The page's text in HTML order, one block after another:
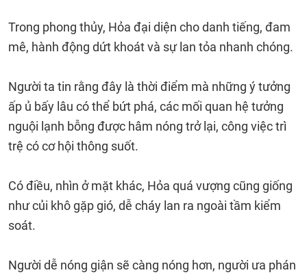
Trong phong thủy, Hỏa đại diện cho danh tiếng, đam
mê, hành động dứt khoát và sự lan tỏa nhanh chóng.
Người ta tin rằng đây là thời điểm mà những ý tưởng
ấp ủ bấy lâu có thể bứt phá, các mối quan hệ tưởng
nguội lạnh bỗng được hâm nóng trở lại, công việc trì
trệ có cơ hội thông suốt.
Có điều, nhìn ở mặt khác, Hỏa quá vượng cũng giống
như củi khô gặp gió, dễ cháy lan ra ngoài tầm kiểm
soát.
Người dễ nóng giận sẽ càng nóng hơn, người ưa phán